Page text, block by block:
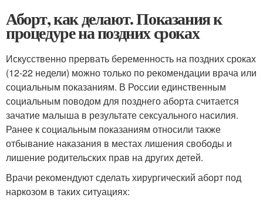
Аборт, как делают. Показания к
процедуре на поздних сроках
Искусственно прервать беременность на поздних сроках
(12-22 недели) можно только по рекомендации врача или
социальным показаниям. В России единственным
социальным поводом для позднего аборта считается
зачатие малыша в результате сексуального насилия.
Ранее к социальным показаниям относили также
отбывание наказания в местах лишения свободы и
лишение родительских прав на других детей.
Врачи рекомендуют сделать хирургический аборт под
наркозом в таких ситуациях: